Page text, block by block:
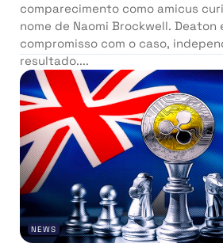
comparecimento como amicus
nome de Naomi Brockwell. Deaton
compromisso com o caso,
resultado....
NEWS